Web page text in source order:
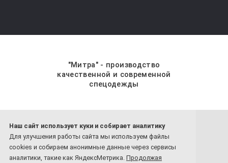
Наш сайт использует куки и собирает аналитику
Для улучшения работы сайта мы используем файлы
cookies и собираем анонимные данные через сервисы
аналитики, такие как ЯндексМетрика. Продолжая
"Митра" - производство
качественной и современной
спецодежды
8 800-201-59-70
8 4932-26-77-81
Обратный звонок